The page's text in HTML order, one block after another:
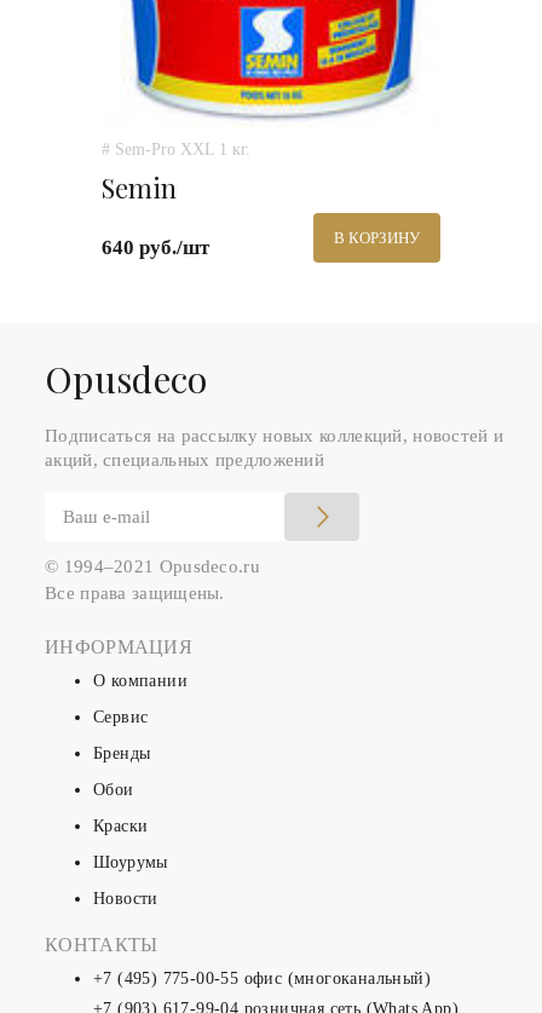
# Sem-Pro XXL 1 кг.
Semin
640 руб./шт В КОРЗИНУ
Оpusdeco
Подписаться на рассылку новых коллекций, новостей и
акций, специальных предложений
© 1994–2021 Opusdeco.ru
Все права защищены.
ИНФОРМАЦИЯ
О компании
Сервис
Бренды
Обои
Краски
Шоурумы
Новости
КОНТАКТЫ
+7 (495) 775-00-55 офис (многоканальный)
+7 (903) 617-99-04 розничная сеть (Whats App)